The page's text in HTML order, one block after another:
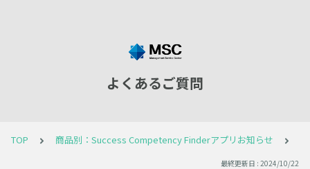
よくあるご質問
TOP 商品別：Success Competency Finderアプリお知らせ
最終更新日 : 2024/10/22